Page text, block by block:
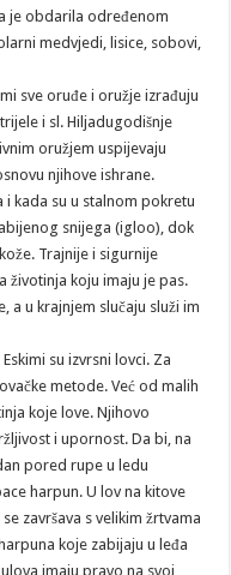
je obdarila određenom
medvjedi, lisice, sobovi,
sve oruđe i oružje izrađuju
i sl. Hiljadugodišnje
oružjem uspijevaju
njihove ishrane.
kada su u stalnom pokretu
snijega (igloo), dok
Trajnije i sigurnije
životinja koju imaju je pas.
a u krajnjem slučaju služi im
su izvrsni lovci. Za
metode. Već od malih
koje love. Njihovo
i upornost. Da bi, na
pored rupe u ledu
harpun. U lov na kitove
završava s velikim žrtvama
koje zabijaju u leđa
imaju pravo na svoj